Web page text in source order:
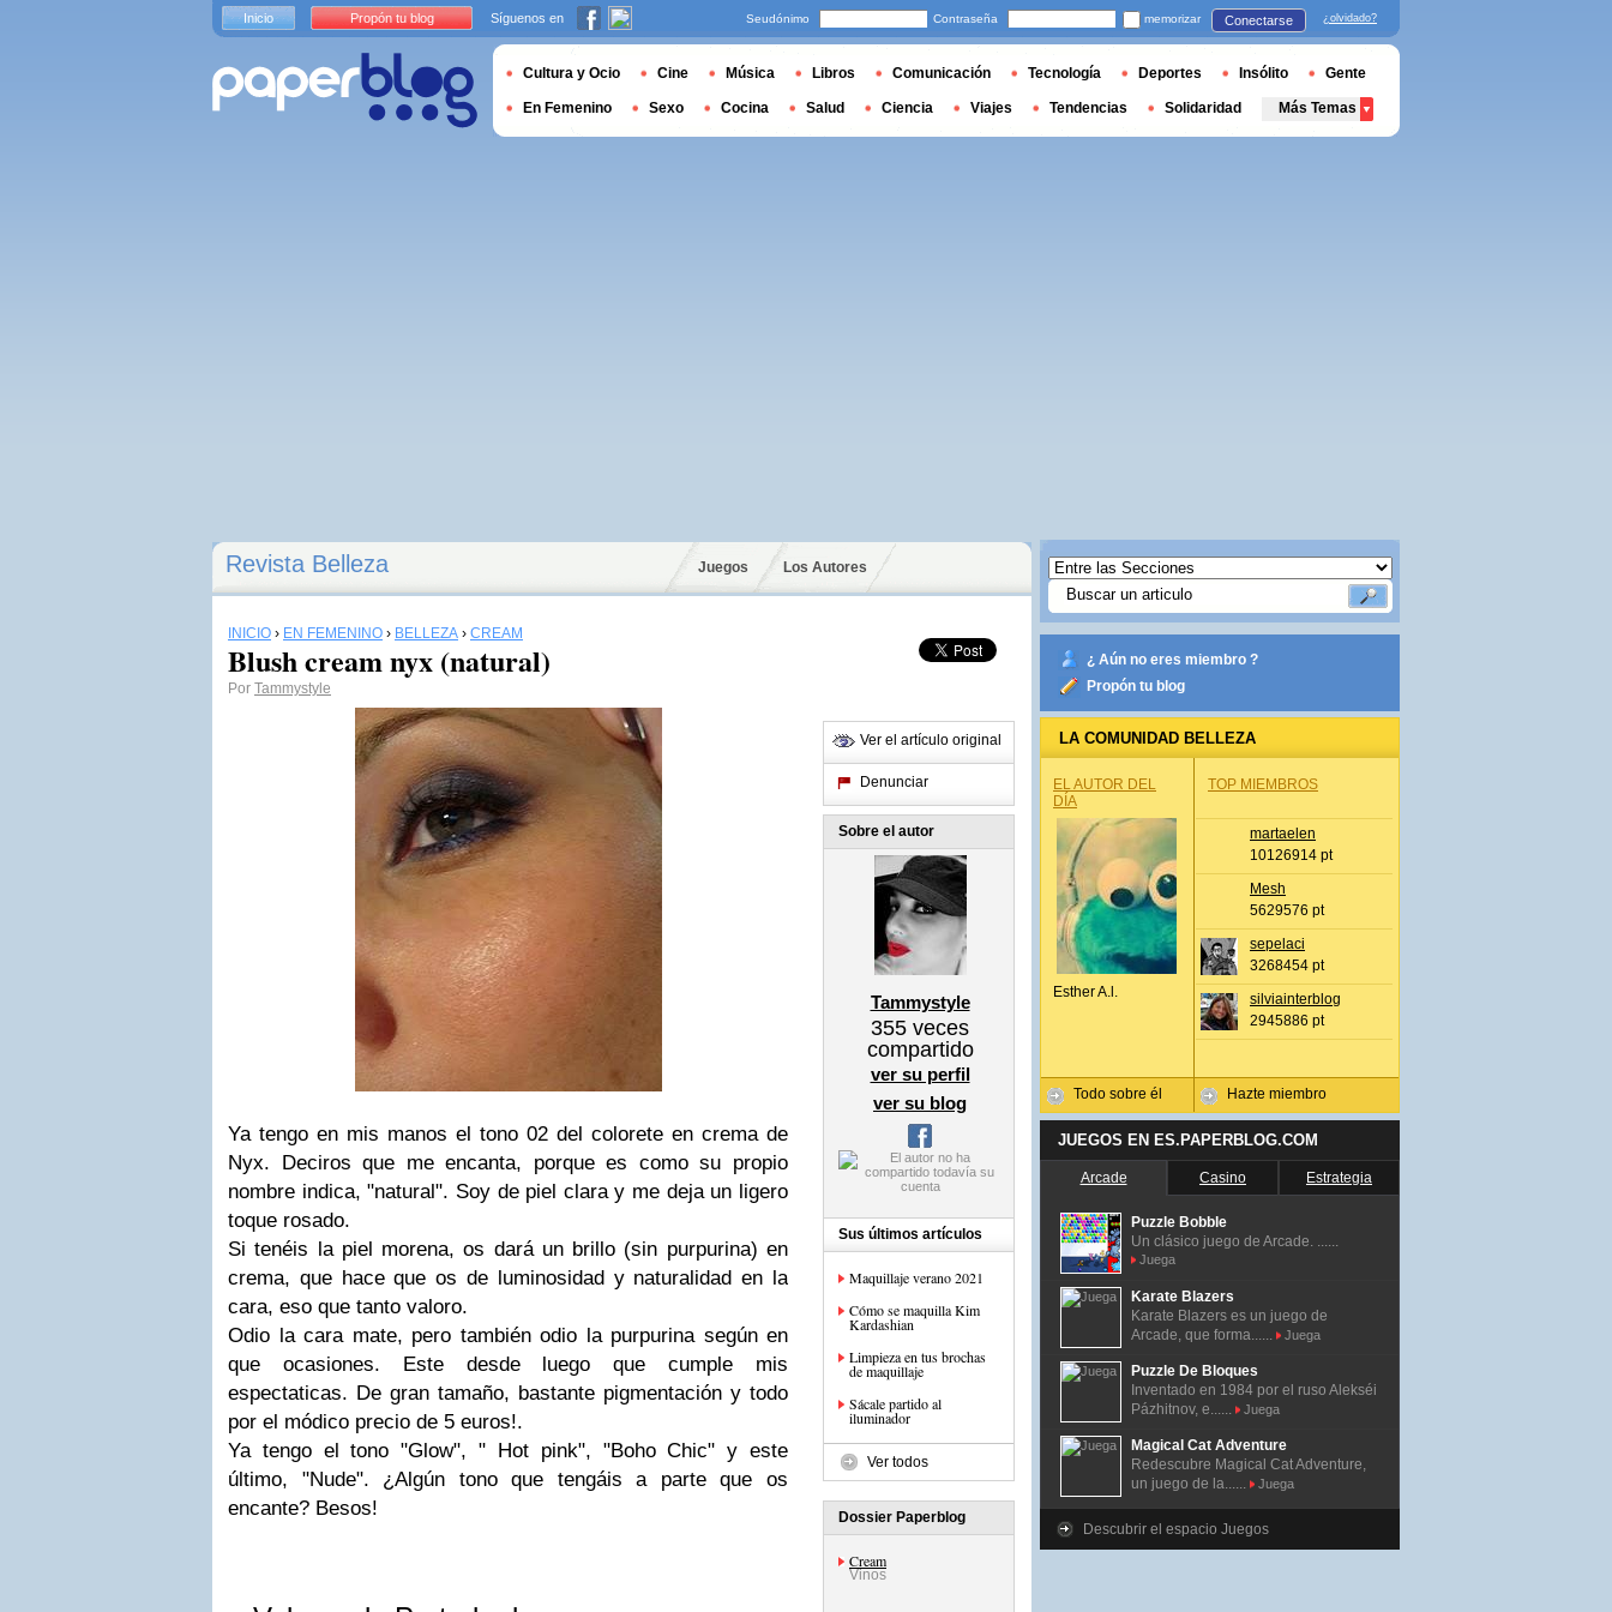
Revista Belleza Juegos Los Autores
INICIO › EN FEMENINO › BELLEZA › CREAM
Blush cream nyx (natural)
Por Tammystyle
Ya tengo en mis manos el tono 02 del colorete en crema de
Nyx. Deciros que me encanta, porque es como su propio
nombre indica, "natural". Soy de piel clara y me deja un ligero
toque rosado.
Si tenéis la piel morena, os dará un brillo (sin purpurina) en
crema, que hace que os de luminosidad y naturalidad en la
cara, eso que tanto valoro.
Odio la cara mate, pero también odio la purpurina según en
que ocasiones. Este desde luego que cumple mis
espectaticas. De gran tamaño, bastante pigmentación y todo
por el módico precio de 5 euros!.
Ya tengo el tono "Glow", " Hot pink", "Boho Chic" y este
último, "Nude". ¿Algún tono que tengáis a parte que os
encante? Besos!
Ver el artículo original
Denunciar
Sobre el autor
Tammystyle
355 veces
compartido
ver su perfil
ver su blog
Sus últimos artículos
Maquillaje verano 2021
Cómo se maquilla Kim
Kardashian
Limpieza en tus brochas
de maquillaje
Sácale partido al
iluminador
Ver todos
Dossier Paperblog
Cream
Vinos
¿ Aún no eres miembro ?
Propón tu blog
LA COMUNIDAD BELLEZA
EL AUTOR DEL
DÍA
Esther A.l.
Todo sobre él
TOP MIEMBROS
martaelen
10126914 pt
Mesh
5629576 pt
sepelaci
3268454 pt
silviainterblog
2945886 pt
Hazte miembro
JUEGOS EN ES.PAPERBLOG.COM
Arcade Casino Estrategia
Puzzle Bobble
Un clásico juego de Arcade. ......
Juega
Karate Blazers
Karate Blazers es un juego de
Arcade, que forma......
Juega
Puzzle De Bloques
Inventado en 1984 por el ruso Alekséi
Pázhitnov, e......
Juega
Magical Cat Adventure
Redescubre Magical Cat Adventure,
un juego de la......
Juega
Descubrir el espacio Juegos
Inicio Propón tu blog Síguenos en Seudónimo Contraseña memorizar Conectarse ¿olvidado?
Cultura y Ocio Cine Música Libros Comunicación Tecnología Deportes Insólito Gente
En Femenino Sexo Cocina Salud Ciencia Viajes Tendencias Solidaridad Más Temas